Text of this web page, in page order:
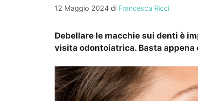
12 Maggio 2024 di Francesca Ricci
Debellare le macchie sui denti è
visita odontoiatrica. Basta appena